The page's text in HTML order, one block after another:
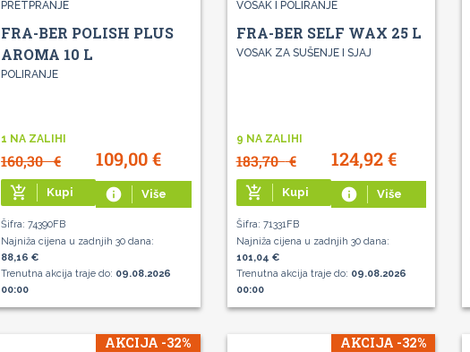
PRETPRANJE
FRA-BER POLISH PLUS
AROMA 10 L
POLIRANJE
1 NA ZALIHI
160,30€ 109,00€
add_shopping_cart Kupi info Više
Šifra: 74390FB
Najniža cijena u zadnjih 30 dana:
88,16 €
Trenutna akcija traje do: 09.08.2026
00:00
VOSAK I POLIRANJE
FRA-BER SELF WAX 25 L
VOSAK ZA SUŠENJE I SJAJ
9 NA ZALIHI
183,70€ 124,92€
add_shopping_cart Kupi info Više
Šifra: 71331FB
Najniža cijena u zadnjih 30 dana:
101,04 €
Trenutna akcija traje do: 09.08.2026
00:00
AKCIJA -32% AKCIJA -32%